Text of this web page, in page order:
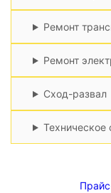
Ремонт
Ремонт
Сход-развал
Техническое